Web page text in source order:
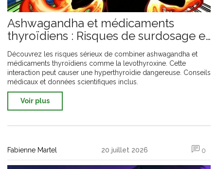
Ashwagandha et médicaments
thyroïdiens : Risques de surdosage et
interactions
Découvrez les risques sérieux de combiner ashwagandha et
médicaments thyroïdiens comme la levothyroxine. Cette
interaction peut causer une hyperthyroïdie dangereuse. Conseils
médicaux et données scientifiques inclus.
Voir plus
Fabienne Martel 20 juillet 2026 0